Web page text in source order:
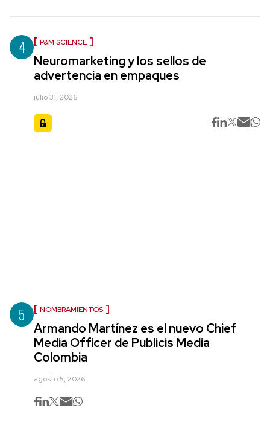
4 P&M SCIENCE
Neuromarketing y los sellos de
advertencia en empaques
julio 31, 2026
5 NOMBRAMIENTOS
Armando Martínez es el nuevo Chief
Media Officer de Publicis Media
Colombia
agosto 5, 2026